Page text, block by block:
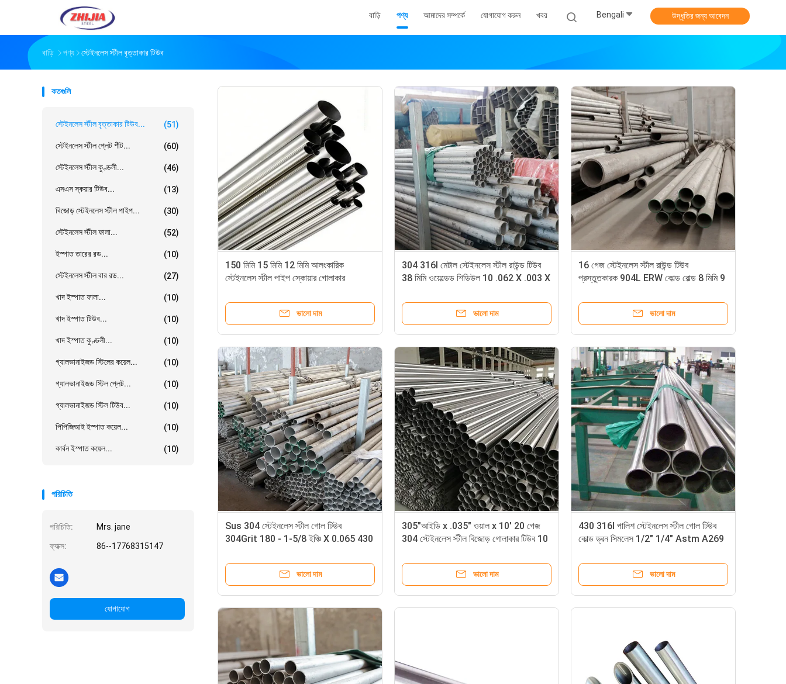
বাড়ি পণ্য আমাদের সম্পর্কে যোগাযোগ করুন খবর Bengali উদ্ধৃতির জন্য আবেদন
বাড়ি পণ্য স্টেইনলেস স্টীল বৃত্তাকার টিউব
কতগুলি
স্টেইনলেস স্টীল বৃত্তাকার টিউব... (51)
স্টেইনলেস স্টীল প্লেট শীট... (60)
স্টেইনলেস স্টীল কুণ্ডলী... (46)
এসএস স্কয়ার টিউব... (13)
বিজোড় স্টেইনলেস স্টীল পাইপ... (30)
স্টেইনলেস স্টীল ফালা... (52)
ইস্পাত তারের রড... (10)
স্টেইনলেস স্টীল বার রড... (27)
খাদ ইস্পাত ফালা... (10)
খাদ ইস্পাত টিউব... (10)
খাদ ইস্পাত কুণ্ডলী... (10)
গ্যালভানাইজড স্টিলের কয়েল... (10)
গ্যালভানাইজড স্টিল প্লেট... (10)
গ্যালভানাইজড স্টিল টিউব... (10)
পিপিজিআই ইস্পাত কয়েল... (10)
কার্বন ইস্পাত কয়েল... (10)
পরিচিতি
পরিচিতি: Mrs. jane
ফ্যাক্স: 86--17768315147
যোগাযোগ
150 মিমি 15 মিমি 12 মিমি আলংকারিক
স্টেইনলেস স্টীল পাইপ স্কোয়ার গোলাকার
ভালো দাম
304 316l মেটাল স্টেইনলেস স্টীল রাউন্ড টিউব
38 মিমি ওয়েল্ডেড শিডিউল 10 .062 X .003 X
ভালো দাম
16 গেজ স্টেইনলেস স্টীল রাউন্ড টিউব
প্রস্তুতকারক 904L ERW কোল্ড রোল্ড 8 মিমি 9
ভালো দাম
Sus 304 স্টেইনলেস স্টীল গোল টিউব
304Grit 180 - 1-5/8 ইঞ্চি X 0.065 430
ভালো দাম
305"আইডি x .035" ওয়াল x 10' 20 গেজ
304 স্টেইনলেস স্টীল বিজোড় গোলাকার টিউব 10
ভালো দাম
430 316l পালিশ স্টেইনলেস স্টীল গোল টিউব
কোল্ড ড্রন সিমলেস 1/2" 1/4" Astm A269
ভালো দাম